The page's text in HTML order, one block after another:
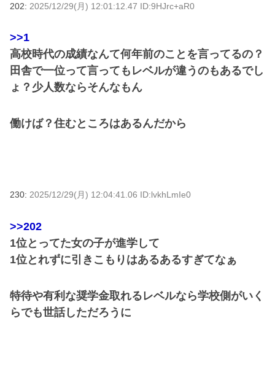
202: 2025/12/29(月) 12:01:12.47 ID:9HJrc+aR0
>>1
高校時代の成績なんて何年前のことを言ってるの？
田舎で一位って言ってもレベルが違うのもあるでし
ょ？少人数ならそんなもん
働けば？住むところはあるんだから
230: 2025/12/29(月) 12:04:41.06 ID:lvkhLmIe0
>>202
1位とってた女の子が進学して
1位とれずに引きこもりはあるあるすぎてなぁ
特待や有利な奨学金取れるレベルなら学校側がいく
らでも世話しただろうに